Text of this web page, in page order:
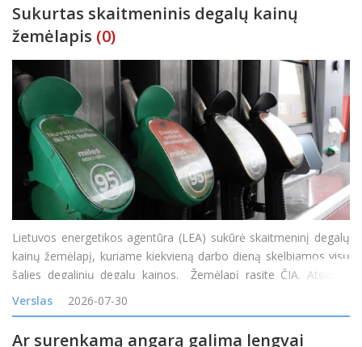
Sukurtas skaitmeninis degalų kainų
žemėlapis (0)
Lietuvos energetikos agentūra (LEA) sukūrė skaitmeninį degalų
kainų žemėlapį, kuriame kiekvieną darbo dieną skelbiamos visų
šalies degalinių degalų kainos. Žemėlapį rasite ČIA. Atsidarę
žemėlapį gyventojai nuo šiol galės patys palyginti kainas
skirtingose degalinėse ir rasti pi
Verslas 2026-07-30
Ar surenkamą angarą galima lengvai